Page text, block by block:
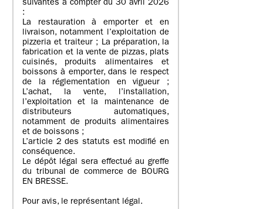
suivantes à compter du 30 avril 2026
:
La restauration à emporter et en
livraison, notamment l’exploitation de
pizzeria et traiteur ; La préparation, la
fabrication et la vente de pizzas, plats
cuisinés, produits alimentaires et
boissons à emporter, dans le respect
de la réglementation en vigueur ;
L’achat, la vente, l’installation,
l’exploitation et la maintenance de
distributeurs automatiques,
notamment de produits alimentaires
et de boissons ;
L’article 2 des statuts est modifié en
conséquence.
Le dépôt légal sera effectué au greffe
du tribunal de commerce de BOURG
EN BRESSE.
Pour avis, le représentant légal.